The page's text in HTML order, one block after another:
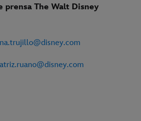
prensa The Walt Disney